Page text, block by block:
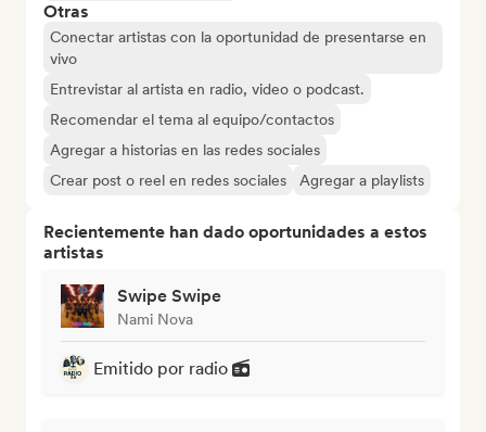
Otras
Conectar artistas con la oportunidad de presentarse en
vivo
Entrevistar al artista en radio, video o podcast.
Recomendar el tema al equipo/contactos
Agregar a historias en las redes sociales
Crear post o reel en redes sociales
Agregar a playlists
Recientemente han dado oportunidades a estos
artistas
Swipe Swipe
Nami Nova
Emitido por radio